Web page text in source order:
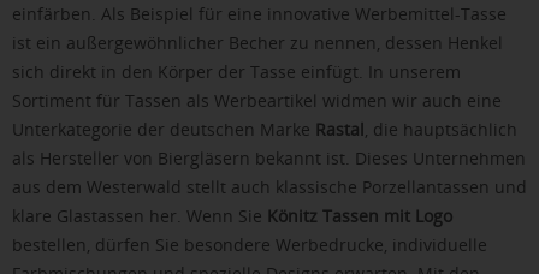
einfärben. Als Beispiel für eine innovative Werbemittel-Tasse
ist ein außergewöhnlicher Becher zu nennen, dessen Henkel
sich direkt in den Körper der Tasse einfügt. In unserem
Sortiment für Tassen als Werbeartikel widmen wir auch eine
Unterkategorie der deutschen Marke Rastal , die hauptsächlich
als Hersteller von Biergläsern bekannt ist. Dieses Unternehmen
aus dem Westerwald stellt auch klassische Porzellantassen und
klare Glastassen her. Wenn Sie Könitz Tassen mit Logo
bestellen, dürfen Sie besondere Werbedrucke, individuelle